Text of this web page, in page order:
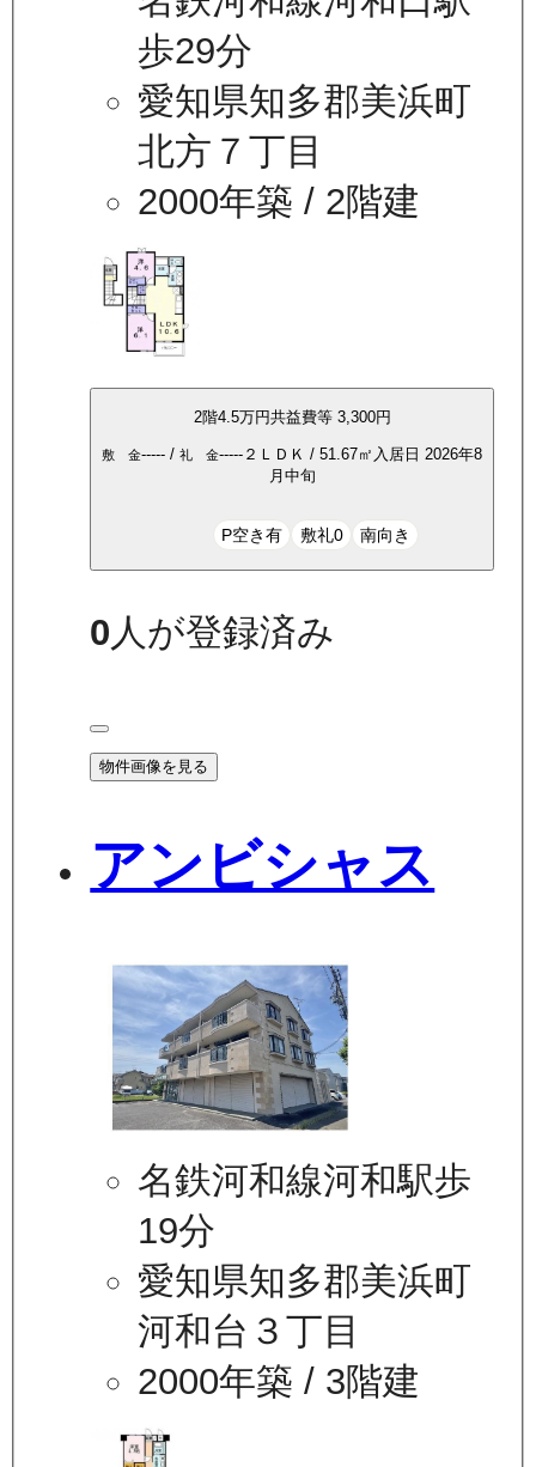
歩29分
愛知県知多郡美浜町
北方７丁目
2000年築 / 2階建
2階4.5万円共益費等 3,300円
敷 金----- / 礼 金----- ２ＬＤＫ / 51.67㎡ 入居日 2026年8
月中旬
P空き有 敷礼0 南向き
0 人が登録済み
物件画像を見る
アンビシャス
名鉄河和線河和駅歩
19分
愛知県知多郡美浜町
河和台３丁目
2000年築 / 3階建